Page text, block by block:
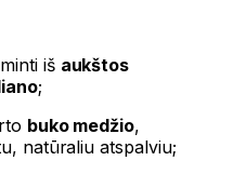
iš aukštos
;
buko medžio,
natūraliu atspalviu;